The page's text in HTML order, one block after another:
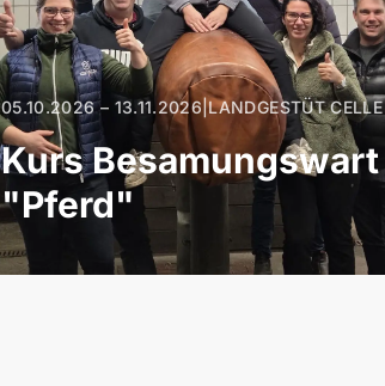
05.10.2026 – 13.11.2026|LANDGESTÜT CELLE
Kurs Besamungswart
"Pferd"